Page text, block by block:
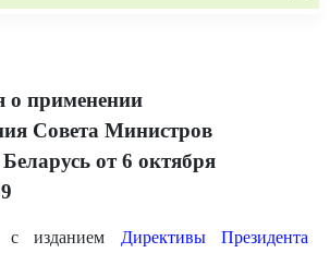
о применении
Совета Министров
от 6 октября
с изданием Директивы Президента